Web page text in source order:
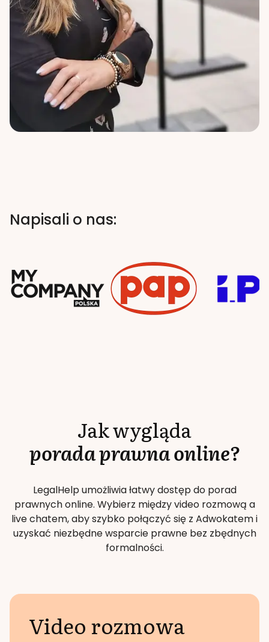
Napisali o nas:
Jak wygląda
porada prawna online?
LegalHelp umożliwia łatwy dostęp do porad
prawnych online. Wybierz między video rozmową a
live chatem, aby szybko połączyć się z Adwokatem i
uzyskać niezbędne wsparcie prawne bez zbędnych
formalności.
Video rozmowa